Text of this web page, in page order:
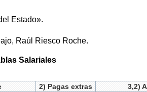
Estado».
Raúl Riesco Roche.
Salariales
2) Pagas extras
3,2)